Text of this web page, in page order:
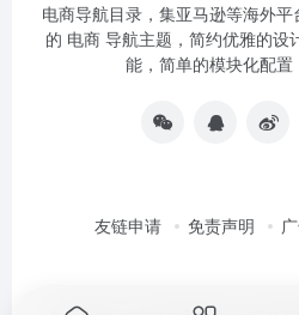
电商导航目录，集亚马逊等海外
的 电商 导航主题，简约优雅的设
能，简单的模块化配
友链申请 免责声明